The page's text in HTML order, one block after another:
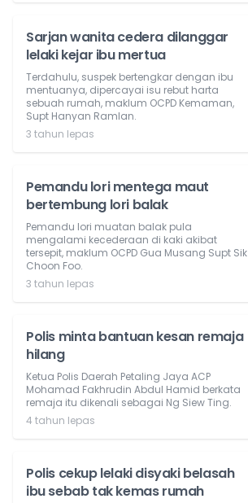
Sarjan wanita cedera dilanggar
lelaki kejar ibu mertua
Terdahulu, suspek bertengkar dengan ibu
mentuanya, dipercayai isu rebut harta
sebuah rumah, maklum OCPD Kemaman,
Supt Hanyan Ramlan.
3 tahun lepas
Pemandu lori mentega maut
bertembung lori balak
Pemandu lori muatan balak pula
mengalami kecederaan di kaki akibat
tersepit, maklum OCPD Gua Musang Supt Sik
Choon Foo.
3 tahun lepas
Polis minta bantuan kesan remaja
hilang
Ketua Polis Daerah Petaling Jaya ACP
Mohamad Fakhrudin Abdul Hamid berkata
remaja itu dikenali sebagai Ng Siew Ting.
4 tahun lepas
Polis cekup lelaki disyaki belasah
ibu sebab tak kemas rumah